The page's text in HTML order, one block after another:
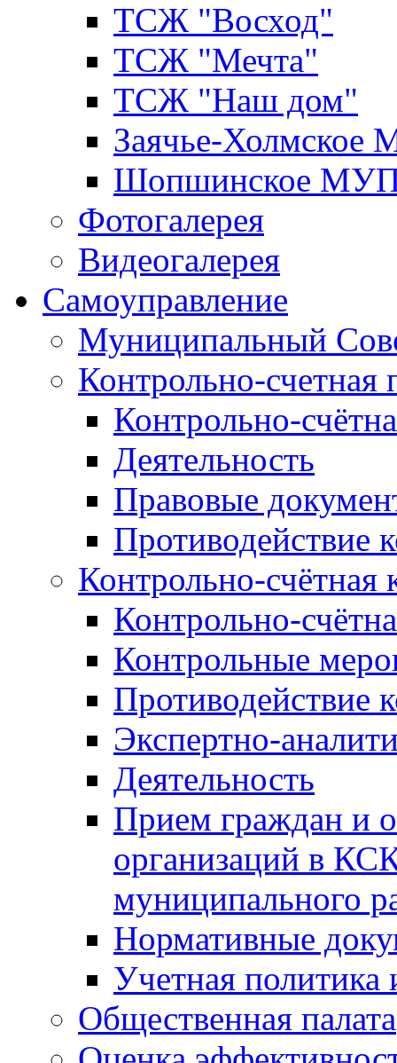
ТСЖ "Восход"
ТСЖ "Мечта"
ТСЖ "Наш дом"
Заячье-
Шопшинское
Фотогалерея
Видеогалерея
Самоуправление
Муниципальный
Контрольно-счетная
Контрольно-
Деятельность
Правовые
Противодействие
Контрольно-счётная
Контрольно-
Контрольные
Противодействие
Экспертно-
Деятельность
Прием граждан и
организаций в
муниципального
Нормативные
Учетная политика
Общественная палата